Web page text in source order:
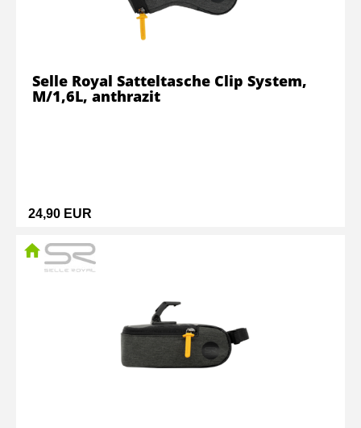
24,90 EUR
Selle Royal Satteltasche Clip System,
M/1,6L, anthrazit